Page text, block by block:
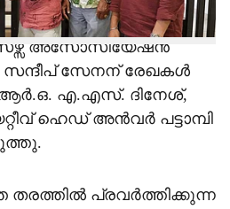
കെ. സുരേഷ് കേരള
അസോസിയേഷന്‍
സന്ദീപ് സേനന് രേഖകള്‍
എ.എസ്. ദിനേശ്,
ഹെഡ് അന്‍വര്‍ പട്ടാമ്പി
തരത്തില്‍ പ്രവര്‍ത്തിക്കുന്ന